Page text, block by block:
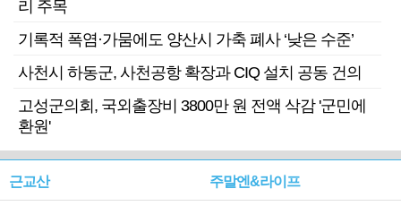
리 주목
기록적 폭염·가뭄에도 양산시 가축 폐사 ‘낮은 수준’
사천시 하동군, 사천공항 확장과 CIQ 설치 공동 건의
고성군의회, 국외출장비 3800만 원 전액 삭감 '군민에
환원'
근교산 주말엔&라이프